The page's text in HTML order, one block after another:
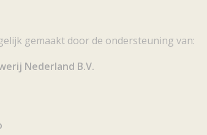
gemaakt door de ondersteuning van:
Nederland B.V.